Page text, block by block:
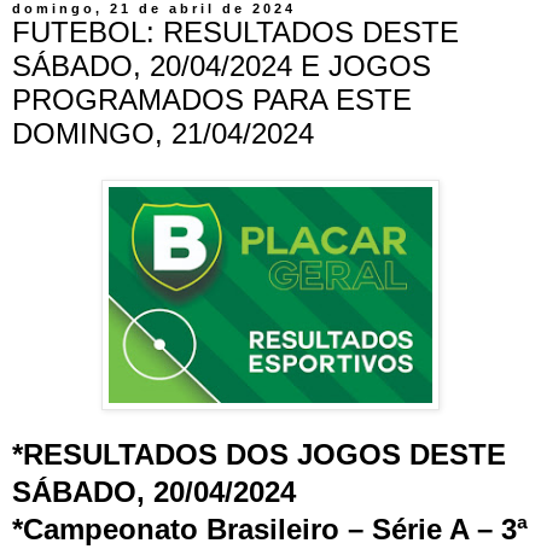
domingo, 21 de abril de 2024
FUTEBOL: RESULTADOS DESTE
SÁBADO, 20/04/2024 E JOGOS
PROGRAMADOS PARA ESTE
DOMINGO, 21/04/2024
*RESULTADOS DOS JOGOS DESTE
SÁBADO, 20/04/2024
*Campeonato Brasileiro – Série A – 3ª